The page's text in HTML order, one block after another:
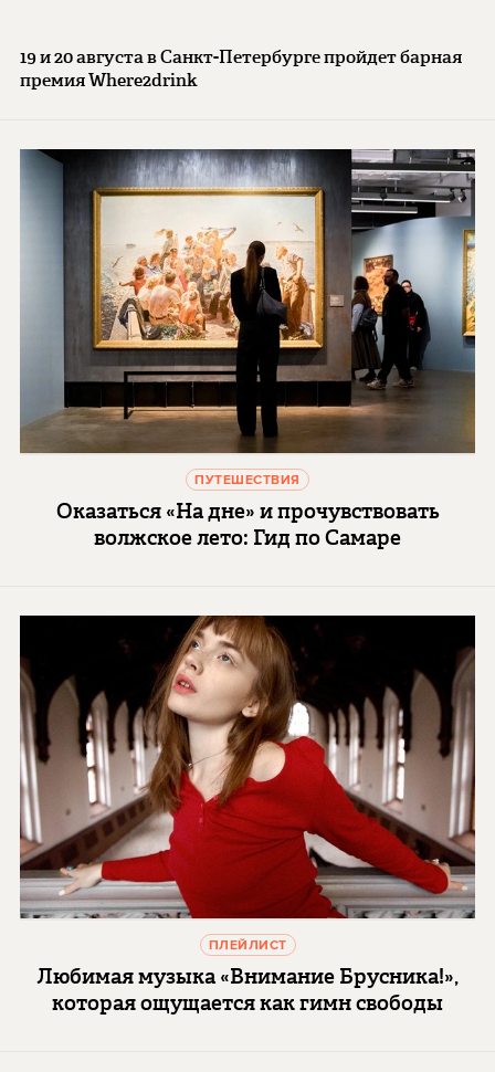
19 и 20 августа в Санкт-Петербурге пройдет барная
премия Where2drink
ПУТЕШЕСТВИЯ
Оказаться «На дне» и прочувствовать
волжское лето: Гид по Самаре
ПЛЕЙЛИСТ
Любимая музыка «Внимание Брусника!»,
которая ощущается как гимн свободы